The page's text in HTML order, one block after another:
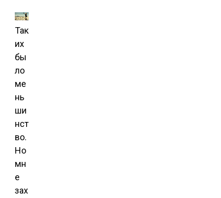
Так
их
бы
ло
ме
нь
ши
нст
во.
Но
мн
е
зах